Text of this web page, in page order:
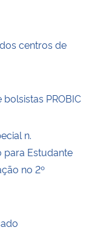
centros de
PROBIC
n.
Estudante
no 2º